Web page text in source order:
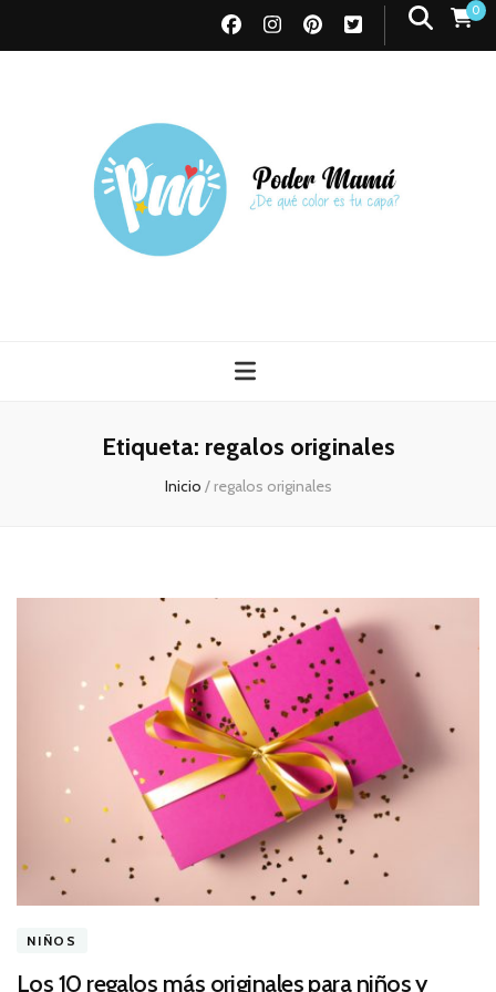
0
Etiqueta: regalos originales
Inicio / regalos originales
NIÑOS
Los 10 regalos más originales para niños y